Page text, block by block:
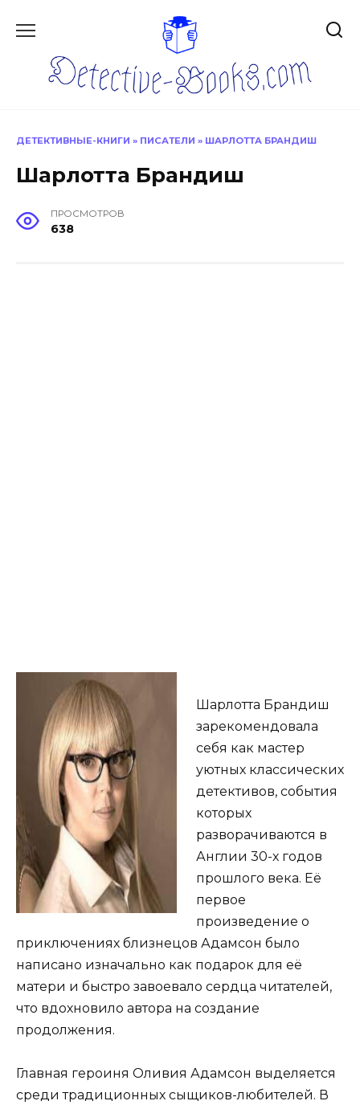
ДЕТЕКТИВНЫЕ-КНИГИ » ПИСАТЕЛИ » ШАРЛОТТА БРАНДИШ
Шарлотта Брандиш
ПРОСМОТРОВ
638
Шарлотта Брандиш
зарекомендовала
себя как мастер
уютных классических
детективов, события
которых
разворачиваются в
Англии 30-х годов
прошлого века. Её
первое
произведение о
приключениях близнецов Адамсон было
написано изначально как подарок для её
матери и быстро завоевало сердца читателей,
что вдохновило автора на создание
продолжения.
Главная героиня Оливия Адамсон выделяется
среди традиционных сыщиков-любителей. В